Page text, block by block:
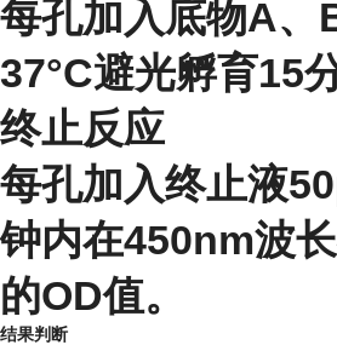
每孔加入底物A、
37°C避光孵育15
终止反应
每孔加入终止液
钟内在450nm波
的OD值。
结果判断